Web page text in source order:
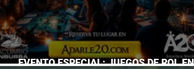
EVENTO ESPECIAL: JUEGOS DE ROL EN